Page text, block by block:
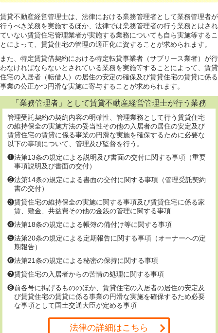
賃貸不動産経営管理士は、法律における業務管理者として業務管理者が
行うべき業務を実施するほか、法律では業務管理者の行う業務とはされ
ていない賃貸住宅管理業者が実施する業務についても自ら実施等するこ
とによって、賃貸住宅の管理の適正化に資することが求められます。
また、特定賃貸借契約における特定転貸事業者（サブリース業者）が行
わなければならないとされている業務を実施等することによって、賃貸
住宅の入居者（転借人）の居住の安定の確保及び賃貸住宅の賃貸に係る
事業の公正かつ円滑な実施に寄与することが求められます。
「業務管理者」として賃貸不動産経営管理士が行う業務
管理受託契約の契約内容の明確性、管理業務として行う賃貸住宅
の維持保全の実施方法の妥当性その他の入居者の居住の安定及び
賃貸住宅の賃貸に係る事業の円滑な実施を確保するために必要な
以下の事項について、管理及び監督を行う。
❶法第13条の規定による説明及び書面の交付に関する事項（重要
事項説明及び書面の交付）
❷法第14条の規定による書面の交付に関する事項（管理受託契約
書の交付）
❸賃貸住宅の維持保全の実施に関する事項及び賃貸住宅に係る家
賃、敷金、共益費その他の金銭の管理に関する事項
❹法第18条の規定による帳簿の備付け等に関する事項
❺法第20条の規定による定期報告に関する事項（オーナーへの定
期報告）
❻法第21条の規定による秘密の保持に関する事項
❼賃貸住宅の入居者からの苦情の処理に関する事項
❽前各号に掲げるもののほか、賃貸住宅の入居者の居住の安定及
び賃貸住宅の賃貸に係る事業の円滑な実施を確保するため必要
な事項として国土交通大臣が定める事項
法律の詳細はこちら